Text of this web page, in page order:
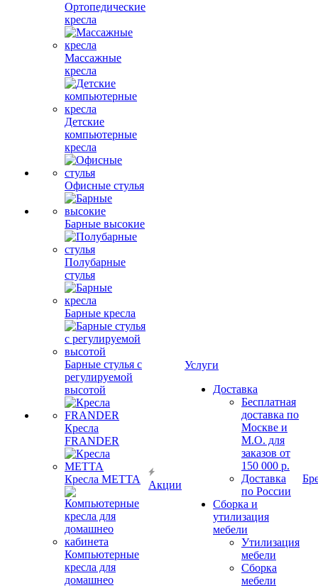
Ортопедические
кресла
Массажные
кресла
Детские
компьютерные
кресла
Офисные стулья
Барные высокие
Полубарные
стулья
Барные кресла
Барные стулья с
регулируемой
высотой
Кресла
FRANDER
Кресла METTA
Компьютерные
кресла для
домашнео
Акции
Услуги
Доставка
Бесплатная
доставка по
Москве и
М.О. для
заказов от
150 000 р.
Доставка
по России
Сборка и
утилизация
мебели
Утилизация
мебели
Сборка
мебели